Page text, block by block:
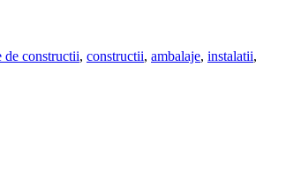
de constructii, constructii, ambalaje, instalatii,